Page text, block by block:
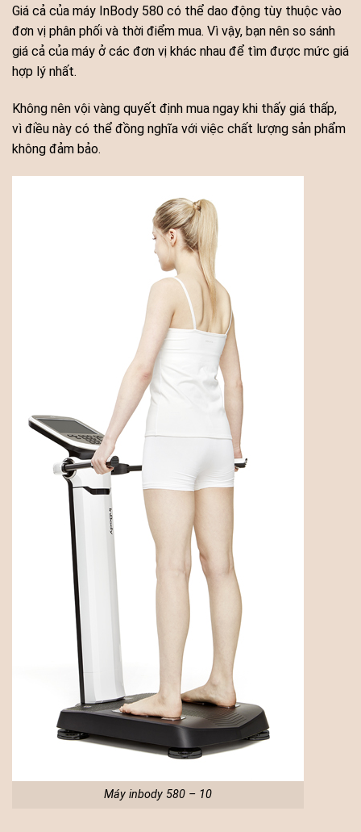
Giá cả của máy InBody 580 có thể dao động tùy thuộc vào
đơn vị phân phối và thời điểm mua. Vì vậy, bạn nên so sánh
giá cả của máy ở các đơn vị khác nhau để tìm được mức giá
hợp lý nhất.
Không nên vội vàng quyết định mua ngay khi thấy giá thấp,
vì điều này có thể đồng nghĩa với việc chất lượng sản phẩm
không đảm bảo.
Máy inbody 580 – 10